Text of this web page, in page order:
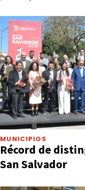
MUNICIPIOS
Récord de
San Salvador